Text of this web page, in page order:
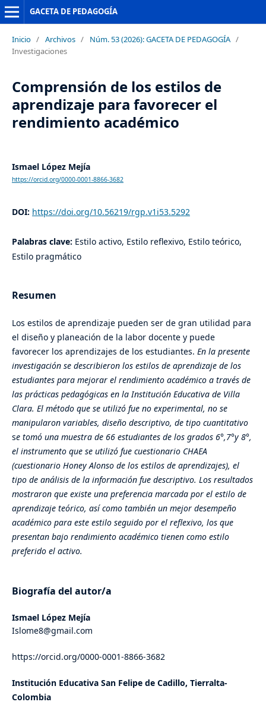
GACETA DE PEDAGOGÍA
Inicio / Archivos / Núm. 53 (2026): GACETA DE PEDAGOGÍA /
Investigaciones
Comprensión de los estilos de
aprendizaje para favorecer el
rendimiento académico
Ismael López Mejía
https://orcid.org/0000-0001-8866-3682
DOI: https://doi.org/10.56219/rgp.v1i53.5292
Palabras clave: Estilo activo, Estilo reflexivo, Estilo teórico,
Estilo pragmático
Resumen
Los estilos de aprendizaje pueden ser de gran utilidad para
el diseño y planeación de la labor docente y puede
favorecer los aprendizajes de los estudiantes. En la presente
investigación se describieron los estilos de aprendizaje de los
estudiantes para mejorar el rendimiento académico a través de
las prácticas pedagógicas en la Institución Educativa de Villa
Clara. El método que se utilizó fue no experimental, no se
manipularon variables, diseño descriptivo, de tipo cuantitativo
se tomó una muestra de 66 estudiantes de los grados 6°,7°y 8°,
el instrumento que se utilizó fue cuestionario CHAEA
(cuestionario Honey Alonso de los estilos de aprendizajes), el
tipo de análisis de la información fue descriptivo. Los resultados
mostraron que existe una preferencia marcada por el estilo de
aprendizaje teórico, así como también un mejor desempeño
académico para este estilo seguido por el reflexivo, los que
presentan bajo rendimiento académico tienen como estilo
preferido el activo.
Biografía del autor/a
Ismael López Mejía
Islome8@gmail.com
https://orcid.org/0000-0001-8866-3682
Institución Educativa San Felipe de Cadillo, Tierralta-
Colombia